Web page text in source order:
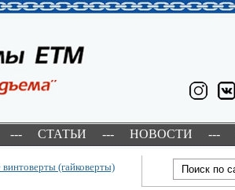
--- СТАТЬИ --- НОВОСТИ ---
(гайковерты)